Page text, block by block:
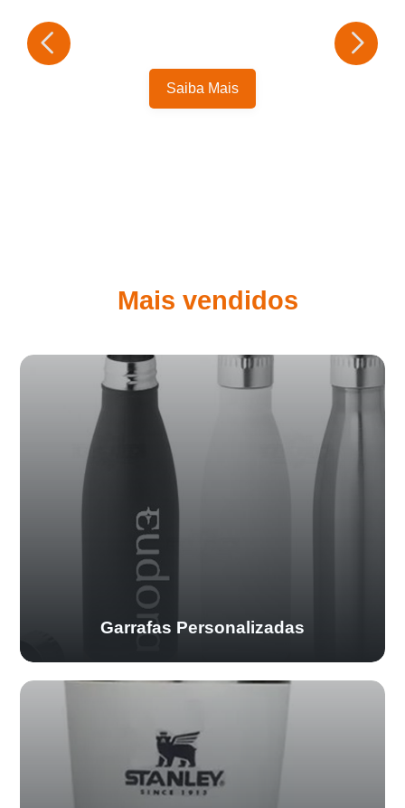
Saiba Mais
Mais vendidos
Garrafas Personalizadas